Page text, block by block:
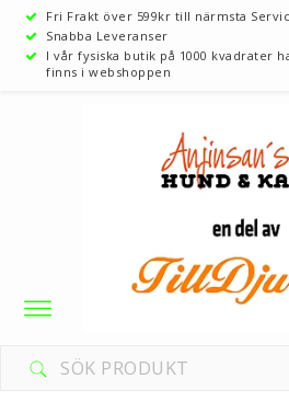
Fri Frakt över 599kr till närmsta
Snabba Leveranser
I vår fysiska butik på 1000 kvadrater
finns i webshoppen
Toggle
navigation